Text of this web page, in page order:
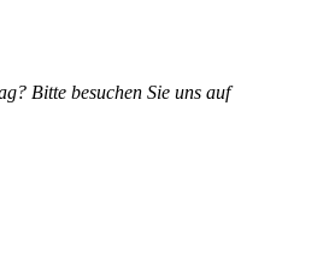
Bitte besuchen Sie uns auf